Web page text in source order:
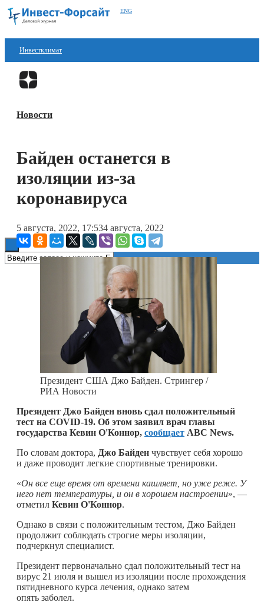
ENG
Инвестклимат
Финансы
Блокчейн
Технологии
Новости
Байден останется в
изоляции из-за
коронавируса
5 августа, 2022, 17:534 августа, 2022
Президент США Джо Байден. Стрингер /
РИА Новости
Президент Джо Байден вновь сдал положительный
тест на COVID-19. Об этом заявил врач главы
государства Кевин О'Коннор, сообщает ABC News.
По словам доктора, Джо Байден чувствует себя хорошо
и даже проводит легкие спортивные тренировки.
«Он все еще время от времени кашляет, но уже реже. У
него нет температуры, и он в хорошем настроении», —
отметил Кевин О'Коннор.
Однако в связи с положительным тестом, Джо Байден
продолжит соблюдать строгие меры изоляции,
подчеркнул специалист.
Президент первоначально сдал положительный тест на
вирус 21 июля и вышел из изоляции после прохождения
пятидневного курса лечения, однако затем
опять заболел.